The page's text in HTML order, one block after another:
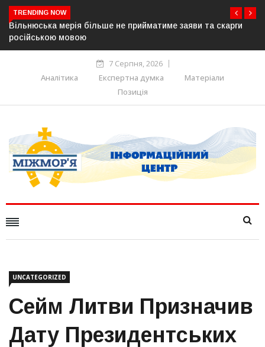
TRENDING NOW
Вільнюська мерія більше не прийматиме заяви та скарги
російською мовою
7 Серпня, 2026
Аналітика
Експертна думка
Матеріали
Позиція
UNCATEGORIZED
Сейм Литви Призначив
Дату Президентських